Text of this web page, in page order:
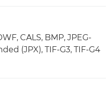
CALS, BMP, JPEG-
(JPX), TIF-G3, TIF-G4